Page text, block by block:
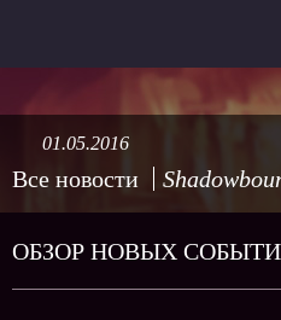
Все новости
01.05.2016
ОБЗОР НОВЫХ